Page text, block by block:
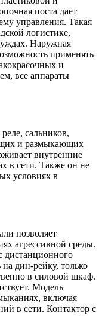
поста дает
управления. Такая
логистике,
Наружная
применять
и
все аппараты
сальников,
и размыкающих
внутренние
в сети. Также он не
условиях в
позволяет
агрессивной среды.
дистанционного
дин-рейку, только
в силовой шкаф.
Модель
включая
в сети. Контактор с